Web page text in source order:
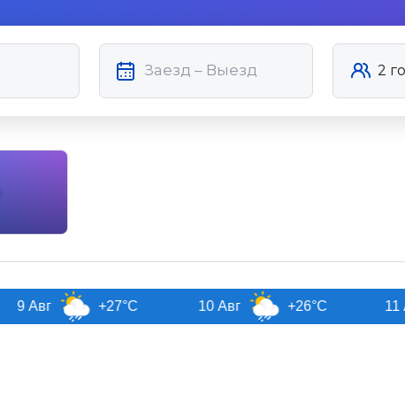
+27°C +26°C